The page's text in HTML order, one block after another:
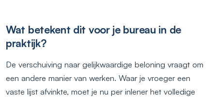
Wat betekent dit voor je bureau in de
praktijk?
De verschuiving naar gelijkwaardige beloning vraagt om
een andere manier van werken. Waar je vroeger een
vaste lijst afvinkte, moet je nu per inlener het volledige